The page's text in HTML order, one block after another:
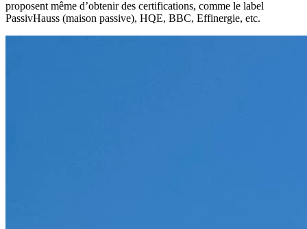
proposent même d’obtenir des certifications, comme le label
PassivHauss (maison passive), HQE, BBC, Effinergie, etc.